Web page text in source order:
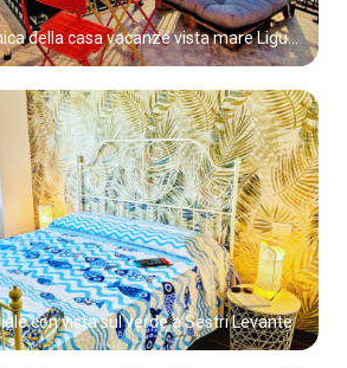
Terrazza panoramica della casa vacanze vista mare Liguria
con vista sul verde a Sestri Levante